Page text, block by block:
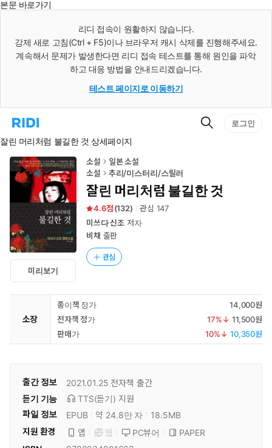
본문 바로가기
리디 접속이 원활하지 않습니다.
강제 새로 고침(Ctrl + F5)이나 브라우저 캐시 삭제를 진행해주세요.
계속해서 문제가 발생한다면 리디 접속 테스트를 통해 원인을 파악
하고 대응 방법을 안내드리겠습니다.
테스트 페이지로 이동하기
리
홈
로
이
동
검
로그인
잘린 머리처럼 불길한 것 상세페이지
미리보기
소설
일본 소설
소설
추리/미스터리/스릴러
잘린 머리처럼 불길한 것
4.6 (132) 관심 147
미쓰다 신조 저자
비채 출판
관심
소장
종이책 정가
14,000원
전자책 정가
17%↓ 11,500원
판매가
10%↓ 10,350원
출간 정보 2021.01.25 전자책 출간
듣기 기능
TTS(듣기) 지원
파일 정보
EPUB 약 24.8만 자
18.5MB
지원 환경
앱 웹 PC뷰어
PAPER